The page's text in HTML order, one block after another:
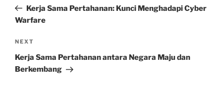
PostKerja Sama Pertahanan: Kunci Menghadapi Cyber
Warfare
Next
Post
NEXT
Kerja Sama Pertahanan antara Negara Maju dan
Berkembang